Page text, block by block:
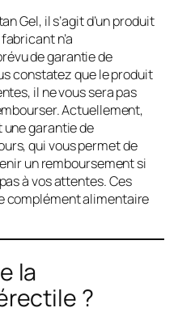
Gel, il s’agit d’un produit
n’a
de garantie de
constatez que le produit
il ne vous sera pas
Actuellement,
garantie de
qui vous permet de
un remboursement si
à vos attentes. Ces
complément alimentaire
la
?